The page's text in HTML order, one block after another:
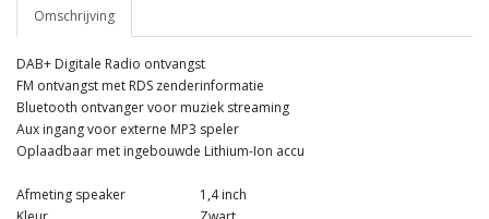
Omschrijving
DAB+ Digitale Radio ontvangst
FM ontvangst met RDS zenderinformatie
Bluetooth ontvanger voor muziek streaming
Aux ingang voor externe MP3 speler
Oplaadbaar met ingebouwde Lithium-Ion accu
Afmeting speaker
1,4 inch